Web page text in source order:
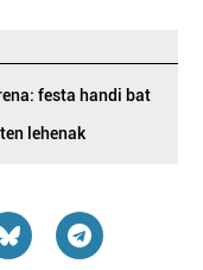
festa handi bat
lehenak